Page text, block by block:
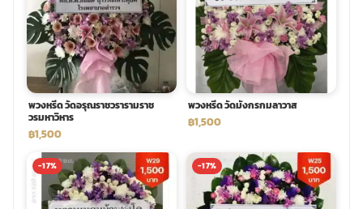
พวงหรีด วัดอรุณราชวรารามราช
วรมหาวิหาร
฿1,500
พวงหรีด วัดมังกรกมลาวาส
฿1,500
-17% -17%